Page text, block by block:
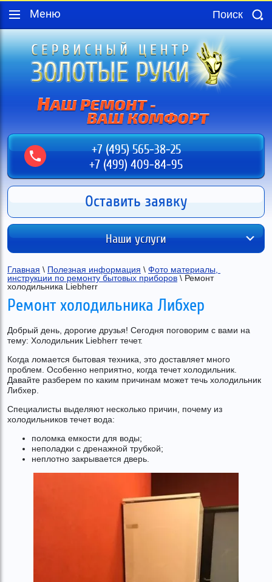
+7 (495) 565-38-25
+7 (499) 409-84-95
Оставить заявку
Меню
Наши услуги
Главная \ Полезная информация \ Фото материалы,
инструкции по ремонту бытовых приборов \ Ремонт
холодильника Liebherr
Ремонт холодильника Либхер
Добрый день, дорогие друзья! Сегодня поговорим с вами на
тему: Холодильник Liebherr течет.
Когда ломается бытовая техника, это доставляет много
проблем. Особенно неприятно, когда течет холодильник.
Давайте разберем по каким причинам может течь холодильник
Либхер.
Специалисты выделяют несколько причин, почему из
холодильников течет вода:
поломка емкости для воды;
неполадки с дренажной трубкой;
неплотно закрывается дверь.